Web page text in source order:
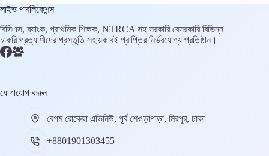
লাইভ পাবলিকেশন্স
বিসিএস, ব্যাংক, প্রাথমিক শিক্ষক, NTRCA সহ সরকারি বেসরকারি বিভিন্ন
চাকরি প্রত্যাশীদের প্রস্তুতি সহায়ক বই প্রাপ্তির নির্ভরযোগ্য প্রতিষ্ঠান।
যোগাযোগ করুন
বেগম রোকেয়া এভিনিউ, পূর্ব শেওড়াপাড়া, মিরপুর, ঢাকা
+8801901303455